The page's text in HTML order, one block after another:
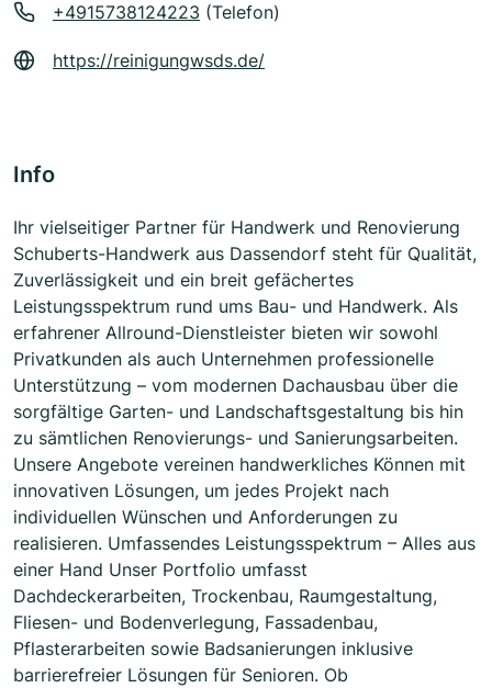
+4915738124223 (Telefon)
https://reinigungwsds.de/
Info
Ihr vielseitiger Partner für Handwerk und Renovierung
Schuberts-Handwerk aus Dassendorf steht für Qualität,
Zuverlässigkeit und ein breit gefächertes
Leistungsspektrum rund ums Bau- und Handwerk. Als
erfahrener Allround-Dienstleister bieten wir sowohl
Privatkunden als auch Unternehmen professionelle
Unterstützung – vom modernen Dachausbau über die
sorgfältige Garten- und Landschaftsgestaltung bis hin
zu sämtlichen Renovierungs- und Sanierungsarbeiten.
Unsere Angebote vereinen handwerkliches Können mit
innovativen Lösungen, um jedes Projekt nach
individuellen Wünschen und Anforderungen zu
realisieren. Umfassendes Leistungsspektrum – Alles aus
einer Hand Unser Portfolio umfasst
Dachdeckerarbeiten, Trockenbau, Raumgestaltung,
Fliesen- und Bodenverlegung, Fassadenbau,
Pflasterarbeiten sowie Badsanierungen inklusive
barrierefreier Lösungen für Senioren. Ob